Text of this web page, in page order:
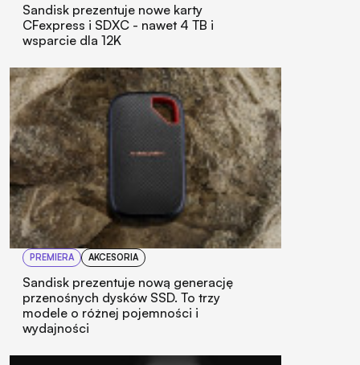
Sandisk prezentuje nowe karty
CFexpress i SDXC - nawet 4 TB i
wsparcie dla 12K
PREMIERA AKCESORIA
Sandisk prezentuje nową generację
przenośnych dysków SSD. To trzy
modele o różnej pojemności i
wydajności